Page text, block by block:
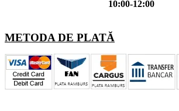
10:00-12:00
METODA DE PLATĂ